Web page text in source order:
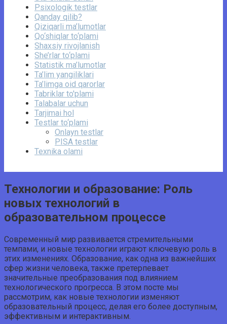
Psixologik testlar
Qanday qilib?
Qiziqarli ma’lumotlar
Qo‘shiqlar to‘plami
Shaxsiy rivojlanish
She’rlar to‘plami
Statistik ma’lumotlar
Ta’lim yangiliklari
Ta’limga oid qarorlar
Tabriklar to'plami
Talabalar uchun
Tarjimai hol
Testlar to‘plami
Onlayn testlar
PISA testlar
Texnika olami
Технологии и образование: Роль
новых технологий в
образовательном процессе
Современный мир развивается стремительными
темпами, и новые технологии играют ключевую роль в
этих изменениях. Образование, как одна из важнейших
сфер жизни человека, также претерпевает
значительные преобразования под влиянием
технологического прогресса. В этом посте мы
рассмотрим, как новые технологии изменяют
образовательный процесс, делая его более доступным,
эффективным и интерактивным.